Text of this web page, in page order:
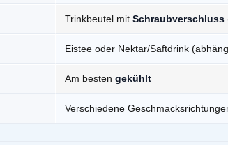
Trinkbeutel mit Schraubverschluss
Eistee oder Nektar/Saftdrink
Am besten gekühlt
Verschiedene